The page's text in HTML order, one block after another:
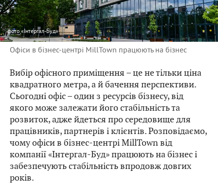
фото«Інтергал-Буд»
Офіси в бізнес-центрі MillTown працюють на бізнес
Вибір офісного приміщення – це не тільки ціна
квадратного метра, а й бачення перспективи.
Сьогодні офіс – один з ресурсів бізнесу, від
якого може залежати його стабільність та
розвиток, адже йдеться про середовище для
працівників, партнерів і клієнтів. Розповідаємо,
чому офіси в бізнес-центрі MillTown від
компанії «Інтергал-Буд» працюють на бізнес і
забезпечують стабільність впродовж довгих
років.